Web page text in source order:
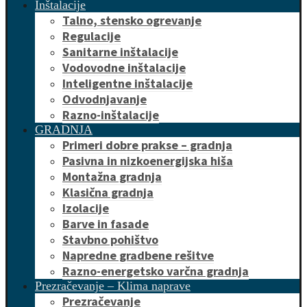
Inštalacije
Talno, stensko ogrevanje
Regulacije
Sanitarne inštalacije
Vodovodne inštalacije
Inteligentne inštalacije
Odvodnjavanje
Razno-inštalacije
GRADNJA
Primeri dobre prakse – gradnja
Pasivna in nizkoenergijska hiša
Montažna gradnja
Klasična gradnja
Izolacije
Barve in fasade
Stavbno pohištvo
Napredne gradbene rešitve
Razno-energetsko varčna gradnja
Prezračevanje – Klima naprave
Prezračevanje